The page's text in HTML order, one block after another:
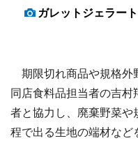
ガレットジェラート
期限切れ商品や規格外
同店食料品担当者の吉
者と協力し、廃棄野菜や
程で出る生地の端材など